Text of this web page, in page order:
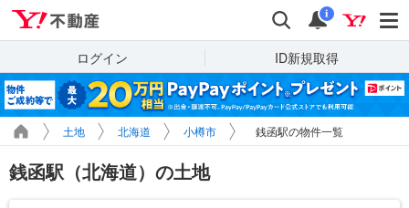
検索 通知
i
ログイン ID新規取得
土地 北海道 小樽市 銭函駅の物件一覧
銭函駅（北海道）の土地